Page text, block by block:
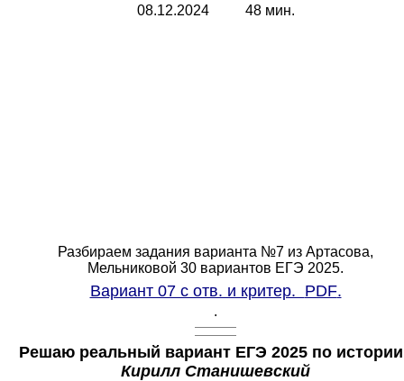
08.12.2024 48 мин.
Разбираем задания варианта №7 из Артасова,
Мельниковой 30 вариантов ЕГЭ 2025.
Вариант 07 с отв. и критер. PDF.
.
Решаю реальный вариант ЕГЭ 2025 по
Кирилл Станишевский